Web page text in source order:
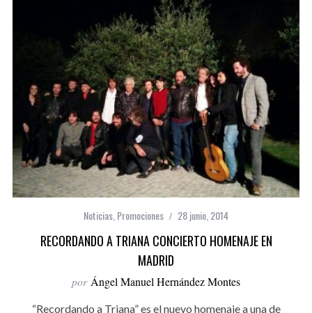
Noticias Promociones 28 junio, 2014
RECORDANDO A TRIANA CONCIERTO HOMENAJE EN
MADRID
por Ángel Manuel Hernández Montes
“Recordando a Triana” es el nuevo homenaje a una de